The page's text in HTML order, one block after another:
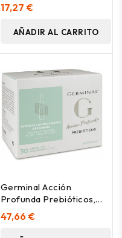
17,27 €
AÑADIR AL CARRITO
Germinal Acción
Profunda Prebióticos,
30 Ampollas
47,66 €